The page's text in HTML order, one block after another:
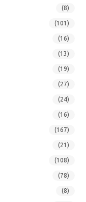
(8)
(101)
(16)
(13)
(19)
(27)
(24)
(16)
(167)
(21)
(108)
(78)
(8)